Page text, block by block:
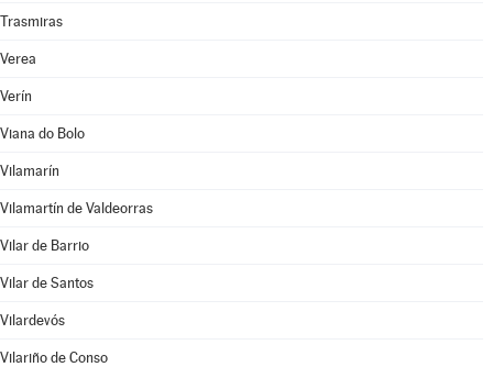
Trasmiras
Verea
Verín
Viana do Bolo
Vilamarín
Vilamartín de Valdeorras
Vilar de Barrio
Vilar de Santos
Vilardevós
Vilariño de Conso